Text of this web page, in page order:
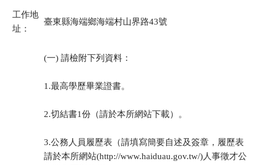
工作地
址：
臺東縣海端鄉海端村山界路43號
(一) 請檢附下列資料：
1.最高學歷畢業證書。
2.切結書1份（請於本所網站下載）。
3.公務人員履歷表（請填寫簡要自述及簽章，履歷表
請於本所網站(http://www.haiduau.gov.tw/)人事徵才公